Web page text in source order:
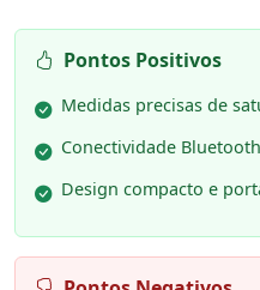
Pontos Positivos
Medidas precisas de
Conectividade
Design compacto e